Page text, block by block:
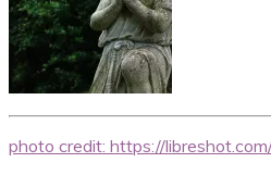
photo credit: https://